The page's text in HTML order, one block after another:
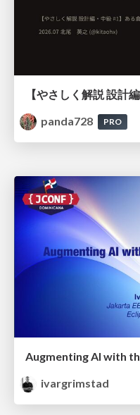
panda728
PRO
Augmenting AI with
ivargrimstad